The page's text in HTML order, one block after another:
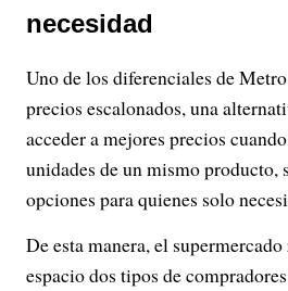
necesidad
Uno de los diferenciales de
precios escalonados, una
acceder a mejores precios
unidades de un mismo producto,
opciones para quienes solo
De esta manera, el
espacio dos tipos de